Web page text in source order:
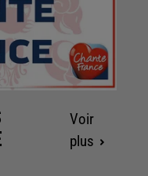
Voir
plus